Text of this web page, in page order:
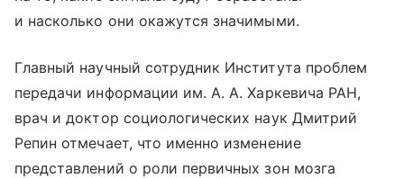
и насколько они окажутся значимыми.
Главный научный сотрудник Института проблем
передачи информации им. А. А. Харкевича РАН,
врач и доктор социологических наук Дмитрий
Репин отмечает, что именно изменение
представлений о роли первичных зон мозга